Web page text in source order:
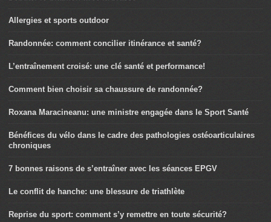
Allergies et sports outdoor
Randonnée: comment concilier itinérance et santé?
L’entraînement croisé: une clé santé et performance!
Comment bien choisir sa chaussure de randonnée?
Roxana Maracineanu: une ministre engagée dans le Sport Santé
Bénéfices du vélo dans le cadre des pathologies ostéoarticulaires
chroniques
7 bonnes raisons de s’entraîner avec les séances EPGV
Le conflit de hanche: une blessure de triathlète
Reprise du sport: comment s’y remettre en toute sécurité?